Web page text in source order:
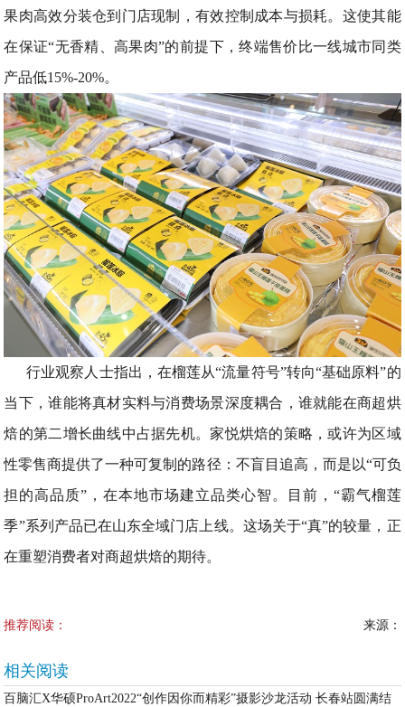
果肉高效分装仓到门店现制，有效控制成本与损耗。这使其能
在保证“无香精、高果肉”的前提下，终端售价比一线城市同类
产品低15%-20%。
行业观察人士指出，在榴莲从“流量符号”转向“基础原料”的
当下，谁能将真材实料与消费场景深度耦合，谁就能在商超烘
焙的第二增长曲线中占据先机。家悦烘焙的策略，或许为区域
性零售商提供了一种可复制的路径：不盲目追高，而是以“可负
担的高品质”，在本地市场建立品类心智。目前，“霸气榴莲
季”系列产品已在山东全域门店上线。这场关于“真”的较量，正
在重塑消费者对商超烘焙的期待。
推荐阅读： 来源：
相关阅读
百脑汇X华硕ProArt2022“创作因你而精彩”摄影沙龙活动 长春站圆满结